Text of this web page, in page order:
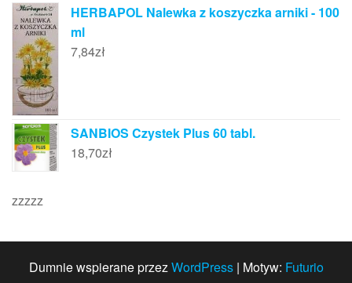
HERBAPOL Nalewka z koszyczka arniki - 100
ml
7,84zł
SANBIOS Czystek Plus 60 tabl.
18,70zł
zzzzz
Dumnie wspierane przezWordPress | Motyw: Futurio